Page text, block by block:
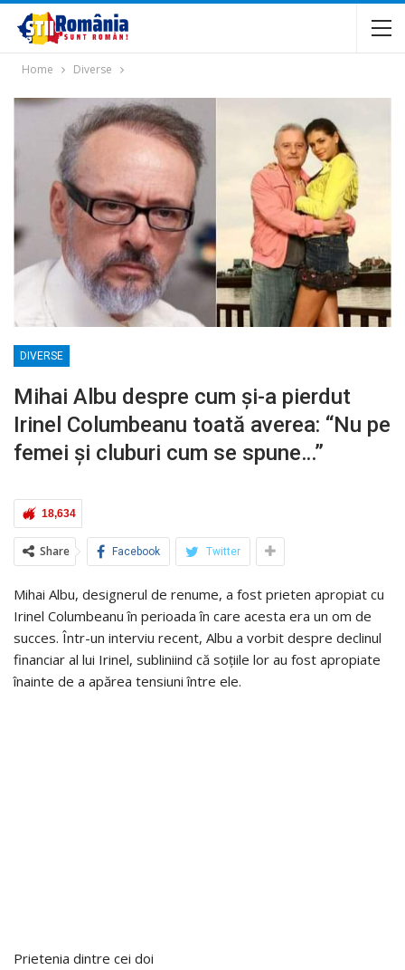
Home Diverse
DIVERSE
Mihai Albu despre cum și-a pierdut
Irinel Columbeanu toată averea: “Nu pe
femei și cluburi cum se spune…”
18,634
Share Facebook Twitter
Mihai Albu, designerul de renume, a fost prieten apropiat cu
Irinel Columbeanu în perioada în care acesta era un om de
succes. Într-un interviu recent, Albu a vorbit despre declinul
financiar al lui Irinel, subliniind că soțiile lor au fost apropiate
înainte de a apărea tensiuni între ele.
Prietenia dintre cei doi